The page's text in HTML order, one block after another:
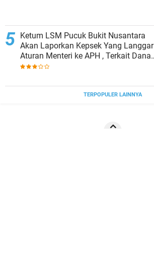
Ketum LSM Pucuk Bukit Nusantara
Akan Laporkan Kepsek Yang Langgar
Aturan Menteri ke APH , Terkait Dana
Revitalisasi Sekolah
TERPOPULER LAINNYA